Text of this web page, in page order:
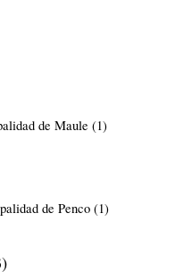
de Maule (1)
de Penco (1)